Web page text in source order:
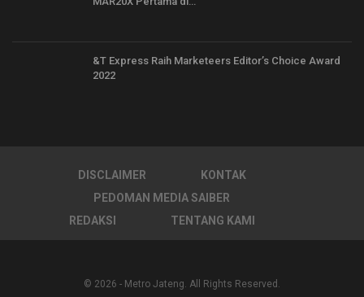
&T Express Raih Marketeers Editor’s Choice Award
2022
DISCLAIMER
KONTAK
PEDOMAN MEDIA SAIBER
REDAKSI
TENTANG KAMI
© 2026 - Metro Jateng. All Rights Reserved.